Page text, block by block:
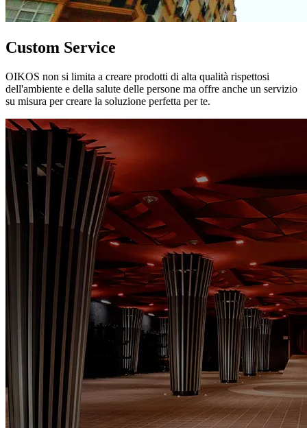
Custom Service
OIKOS non si limita a creare prodotti di alta qualità rispettosi
dell'ambiente e della salute delle persone ma offre anche un servizio
su misura per creare la soluzione perfetta per te.